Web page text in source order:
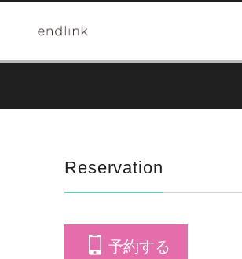
Reservation
予約する